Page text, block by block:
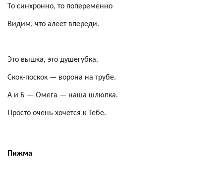
То синхронно, то попеременно
Видим, что алеет впереди.
Это вышка, это душегубка.
Скок-поскок — ворона на трубе.
А и Б — Омега — наша шлюпка.
Просто очень хочется к Тебе.
Пижма